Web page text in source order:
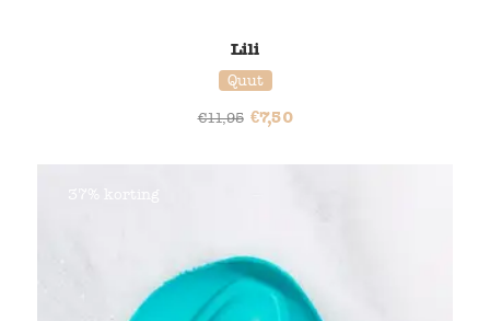
Lili
Quut
€11,95 €7,50
37% korting